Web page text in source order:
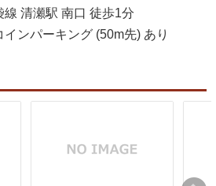
線 清瀬駅 南口 徒歩1分
インパーキング (50m先) あり